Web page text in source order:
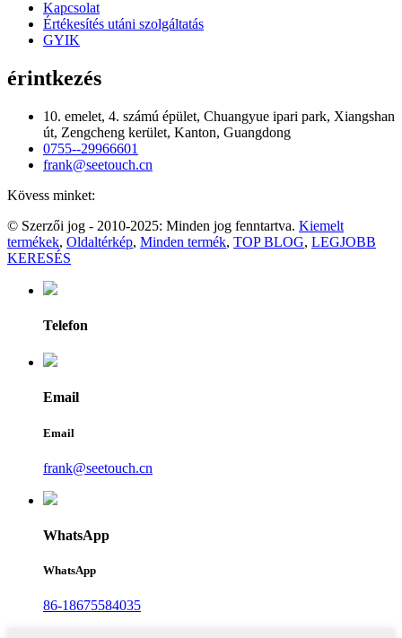
Kapcsolat
Értékesítés utáni szolgáltatás
GYIK
érintkezés
10. emelet, 4. számú épület, Chuangyue ipari park, Xiangshan
út, Zengcheng kerület, Kanton, Guangdong
0755--29966601
frank@seetouch.cn
Kövess minket:
© Szerzői jog - 2010-2025: Minden jog fenntartva. Kiemelt
termékek, Oldaltérkép, Minden termék, TOP BLOG, LEGJOBB
KERESÉS
Telefon
Email
Email
frank@seetouch.cn
WhatsApp
WhatsApp
86-18675584035